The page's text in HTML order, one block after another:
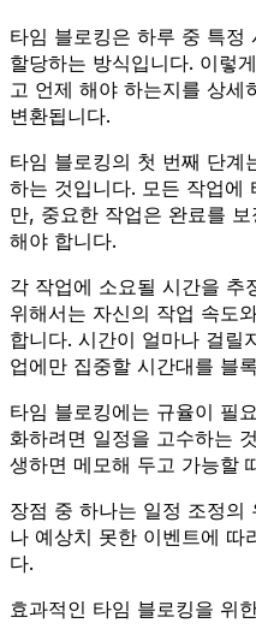
타임 블로킹은 하루 중 특정
할당하는 방식입니다. 이렇
고 언제 해야 하는지를 상세
변환됩니다.
타임 블로킹의 첫 번째 단계
하는 것입니다. 모든 작업에
만, 중요한 작업은 완료를
해야 합니다.
각 작업에 소요될 시간을 추
위해서는 자신의 작업 속도
합니다. 시간이 얼마나 걸릴
업에만 집중할 시간대를 블
타임 블로킹에는 규율이 필
화하려면 일정을 고수하는
생하면 메모해 두고 가능할
장점 중 하나는 일정 조정의
나 예상치 못한 이벤트에 따
다.
효과적인 타임 블로킹을 위